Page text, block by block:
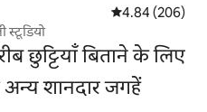
औसत रेटिंग 5 में से
4.84 (206)
स्टूडियो
छुट्टियाँ बिताने के लिए
शानदार जगहें